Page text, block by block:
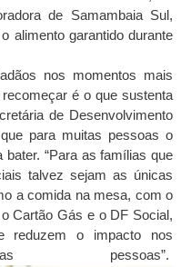
de Samambaia Sul,
alimento garantido durante
nos momentos mais
é o que sustenta
de Desenvolvimento
para muitas pessoas o
“Para as famílias que
talvez sejam as únicas
a comida na mesa, com o
Cartão Gás e o DF Social,
reduzem o impacto nos
pessoas”.